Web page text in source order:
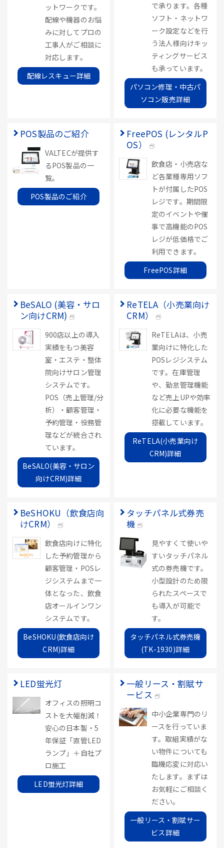
ットワークです。
配線や機器のお悩
みに対してプロの
工事人がご相談に
対応します。
配線レスキュー詳細
で承ります。各種
ソフト・ネットワ
ーク設定などを行
う法人様向けキッ
ティングサービス
も承っています。
パソコン修理・中古パ
ソコン販売詳細
POS製品のご紹介
VALTECが提供す
るPOS製品の一
覧。
POS製品のご紹介
FreePOS (レンタルP
OS）
飲食店・小売店な
ど各業種専用ソフ
トが付属したPOS
レジです。期間限
定のイベントや催
事で高機能のPOS
レジが低価格でご
利用できます。
FreePOS詳細
BeSALO (美容・サロ
ン向けCRM)
900店以上の導入
実績をもつ美容
室・エステ・整体
院向けサロン管理
システムです。
POS（売上管理/分
析）・顧客管理・
予約管理・役務管
理などが統合され
ています。
BeSALO(美容・サロン
向けCRM)詳細
ReTELA（小売業向け
CRM）
ReTELAは、小売
業向けに特化した
POSレジシステム
です。在庫管理
や、勤怠管理機能
など売上UPや効率
化に必要な機能を
搭載しています。
ReTELA(小売業向け
CRM)詳細
BeSHOKU（飲食店向
けCRM）
飲食店向けに特化
した予約管理から
顧客管理・POSレ
ジシステムまで一
体となった、飲食
店オールインワン
システムです。
BeSHOKU(飲食店向け
CRM)詳細
タッチパネル式券売
機
見やすくて使いや
すいタッチパネル
式の券売機です。
小型設計のため限
られたスペースで
も導入が可能で
す。
タッチパネル式券売機
(TK-1930)詳細
LED蛍光灯
オフィスの照明コ
ストを大幅削減！
安心の日本製・5
年保証「直管LED
ランプ」＋自社プ
ロ施工
LED蛍光灯詳細
一般リース・割賦サ
ービス
中小企業専門のリ
ースを行っていま
す。取組実績がな
い物件についても
臨機応変に対応い
たします。まずは
お気軽にご相談く
ださい。
一般リース・割賦サー
ビス詳細